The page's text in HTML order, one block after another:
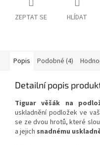
ZEPTAT SE HLÍDAT
Popis Podobné (4)
Detailní popis
Tiguar věšák na
uskladnění podložek ve
se ze dvou hrotů, které
a jejich snadnému